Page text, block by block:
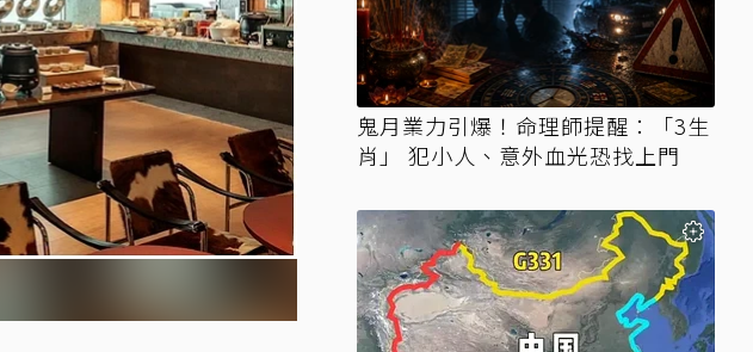
鬼月業力引爆！命理師提醒：「3生
肖」 犯小人、意外血光恐找上門